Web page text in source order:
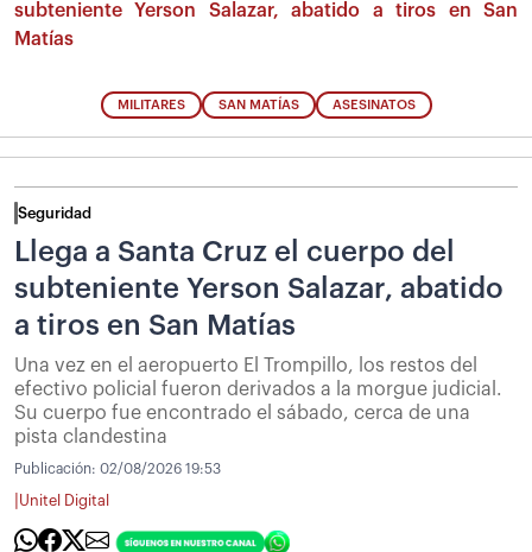
subteniente Yerson Salazar, abatido a tiros en San
Matías
MILITARES SAN MATÍAS ASESINATOS
Seguridad
Llega a Santa Cruz el cuerpo del
subteniente Yerson Salazar, abatido
a tiros en San Matías
Una vez en el aeropuerto El Trompillo, los restos del
efectivo policial fueron derivados a la morgue judicial.
Su cuerpo fue encontrado el sábado, cerca de una
pista clandestina
Publicación: 02/08/2026 19:53
Unitel Digital